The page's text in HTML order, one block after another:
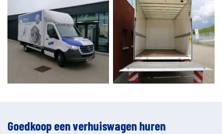
Goedkoop een verhuiswagen huren